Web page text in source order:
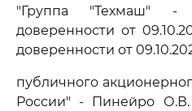
"Группа "Техмаш"
доверенности от
доверенности от
публичного
России" - Пинейро О.В.